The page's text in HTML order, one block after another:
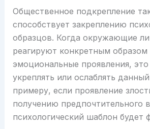
Общественное подкрепление
способствует закреплению
образцов. Когда окружающие
реагируют конкретным
эмоциональные проявления,
укреплять или ослаблять
примеру, если проявление
получению предпочтительного
психологический шаблон будет